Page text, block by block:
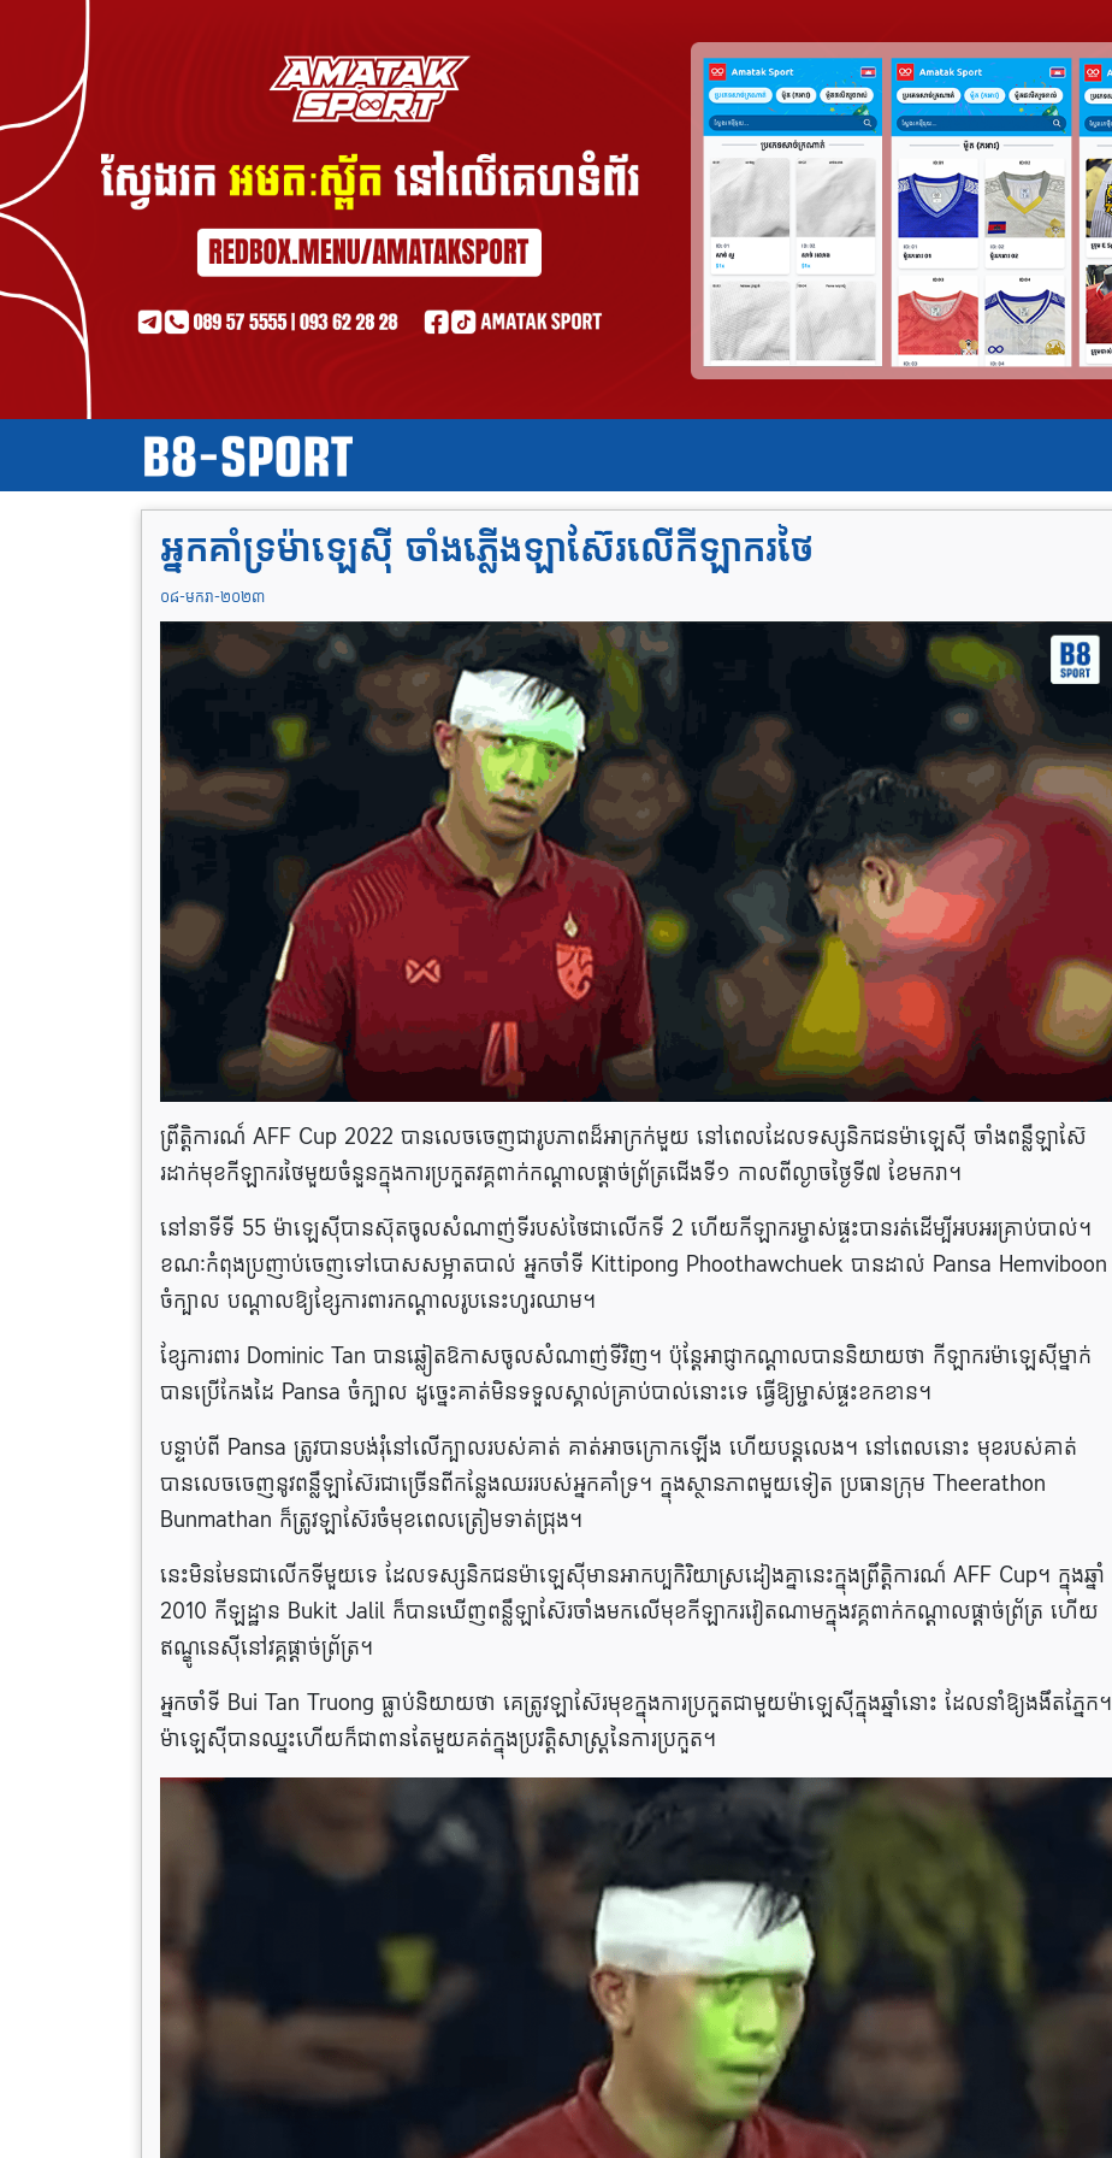
អ្នកគាំទ្រម៉ាឡេស៊ី ចាំងភ្លើងឡាស៊ែរលើកីឡាករថៃ
០៨-មករា-២០២៣
ព្រឹត្តិការណ៍ AFF Cup 2022 បានលេចចេញជារូបភាពដ៏អាក្រក់មួយ នៅពេលដែលទស្សនិកជនម៉ាឡេស៊ី ចាំងពន្លឺឡាស៊ែ
រដាក់មុខកីឡាករថៃមួយចំនួនក្នុងការប្រកួតវគ្គពាក់កណ្តាលផ្តាច់ព្រ័ត្រជើងទី១ កាលពីល្ងាចថ្ងៃទី៧ ខែមករា។
នៅនាទីទី 55 ម៉ាឡេស៊ីបានស៊ុតចូលសំណាញ់ទីរបស់ថៃជាលើកទី 2 ហើយកីឡាករម្ចាស់ផ្ទះបានរត់ដើម្បីអបអរគ្រាប់បាល់។
ខណៈ​កំពុង​ប្រញាប់​ចេញ​ទៅ​បោស​សម្អាត​បាល់ អ្នក​ចាំទី Kittipong Phoothawchuek បាន​ដាល់ Pansa Hemviboon
ចំ​ក្បាល បណ្តាល​ឱ្យ​ខ្សែការពារ​កណ្តាល​រូបនេះ​ហូរឈាម។
ខ្សែការពារ Dominic Tan បាន​ឆ្លៀត​ឱកាស​ចូល​សំណាញ់​ទី​វិញ។ ប៉ុន្តែអាជ្ញាកណ្តាលបាននិយាយថា កីឡាករម៉ាឡេស៊ីម្នាក់
បានប្រើកែងដៃ Pansa ចំក្បាល ដូច្នេះគាត់មិនទទួលស្គាល់គ្រាប់បាល់នោះទេ ធ្វើឱ្យម្ចាស់ផ្ទះខកខាន។
បន្ទាប់ពី Pansa ត្រូវបានបង់រុំនៅលើក្បាលរបស់គាត់ គាត់អាចក្រោកឡើង ហើយបន្តលេង។ នៅពេលនោះ មុខរបស់គាត់
បានលេចចេញនូវពន្លឺឡាស៊ែរជាច្រើនពីកន្លែងឈររបស់អ្នកគាំទ្រ។ ក្នុង​ស្ថានភាព​មួយ​ទៀត ប្រធាន​ក្រុម Theerathon
Bunmathan ក៏​ត្រូវ​ឡាស៊ែរ​ចំ​មុខ​ពេល​ត្រៀម​ទាត់​ជ្រុង។
នេះ​មិនមែន​ជា​លើក​ទី​មួយ​ទេ​ ដែល​ទស្សនិកជន​ម៉ាឡេស៊ី​មាន​អាកប្បកិរិយា​ស្រដៀង​គ្នា​នេះ​ក្នុង​ព្រឹត្តិការណ៍ AFF Cup។ ក្នុងឆ្នាំ
2010 កីឡដ្ឋាន Bukit Jalil ក៏បានឃើញពន្លឺឡាស៊ែរចាំងមកលើមុខកីឡាករវៀតណាមក្នុងវគ្គពាក់កណ្តាលផ្តាច់ព្រ័ត្រ ហើយ
ឥណ្ឌូនេស៊ីនៅវគ្គផ្តាច់ព្រ័ត្រ។
អ្នកចាំទី Bui Tan Truong ធ្លាប់និយាយថា គេត្រូវឡាស៊ែរមុខក្នុងការប្រកួតជាមួយម៉ាឡេស៊ីក្នុងឆ្នាំនោះ ដែលនាំឱ្យងងឹតភ្នែក។
ម៉ាឡេស៊ី​បាន​ឈ្នះ​ហើយ​ក៏​ជា​ពាន​តែ​មួយ​គត់​ក្នុង​ប្រវត្តិសាស្ត្រ​នៃ​ការ​ប្រកួត។